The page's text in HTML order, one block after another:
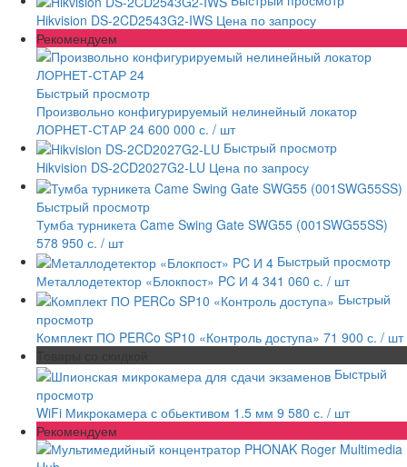
Hikvision DS-2CD2543G2-IWS Цена по запросу
Рекомендуем
Быстрый просмотр
Произвольно конфигурируемый нелинейный локатор
ЛОРНЕТ-СТАР 24 600 000 с. / шт
Быстрый просмотр
Hikvision DS-2CD2027G2-LU Цена по запросу
Быстрый просмотр
Тумба турникета Came Swing Gate SWG55 (001SWG55SS)
578 950 с. / шт
Быстрый просмотр
Металлодетектор «Блокпост» PC И 4 341 060 с. / шт
Быстрый
просмотр
Комплект ПО PERCo SP10 «Контроль доступа» 71 900 с. / шт
Быстрый
просмотр
WiFi Микрокамера с обьективом 1.5 мм 9 580 с. / шт
Рекомендуем